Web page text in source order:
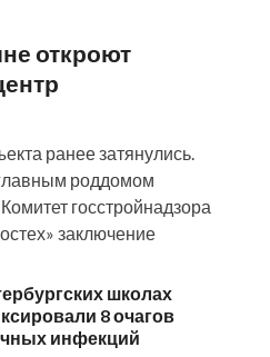
откроют
ранее затянулись.
роддомом
госстройнадзора
заключение
школах
8 очагов
инфекций